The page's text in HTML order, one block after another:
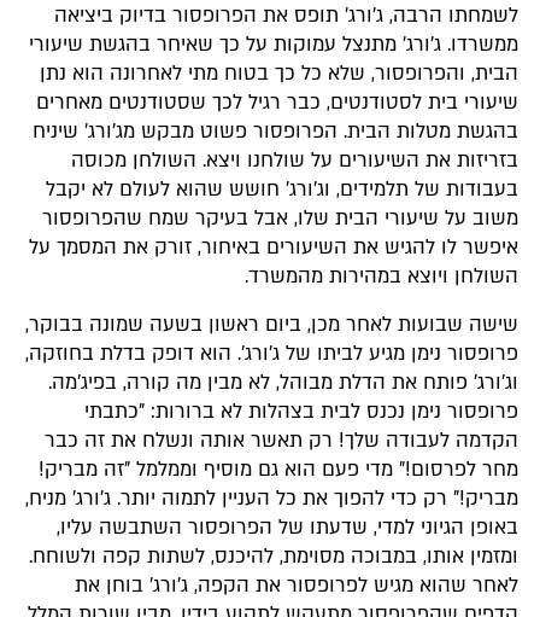
לשמחתו הרבה, ג'ורג' תופס את הפרופסור בדיוק ביציאה
ממשרדו. ג'ורג' מתנצל עמוקות על כך שאיחר בהגשת שיעורי
הבית, והפרופסור, שלא כל כך בטוח מתי לאחרונה הוא נתן
שיעורי בית לסטודנטים, כבר רגיל לכך שסטודנטים מאחרים
בהגשת מטלות הבית. הפרופסור פשוט מבקש מג'ורג' שיניח
בזריזות את השיעורים על שולחנו ויצא. השולחן מכוסה
בעבודות של תלמידים, וג'ורג' חושש שהוא לעולם לא יקבל
משוב על שיעורי הבית שלו, אבל בעיקר שמח שהפרופסור
איפשר לו להגיש את השיעורים באיחור, זורק את המסמך על
השולחן ויוצא במהירות מהמשרד.
שישה שבועות לאחר מכן, ביום ראשון בשעה שמונה בבוקר,
פרופסור נימן מגיע לביתו של ג'ורג'. הוא דופק בדלת בחוזקה,
וג'ורג' פותח את הדלת מבוהל, לא מבין מה קורה, בפיג'מה.
פרופסור נימן נכנס לבית בצהלות לא ברורות: "כתבתי
הקדמה לעבודה שלך! רק תאשר אותה ונשלח את זה כבר
מחר לפרסום!" מדי פעם הוא גם מוסיף וממלמל "זה מבריק!
מבריק!" רק כדי להפוך את כל העניין לתמוה יותר. ג'ורג' מניח,
באופן הגיוני למדי, שדעתו של הפרופסור השתבשה עליו,
ומזמין אותו, במבוכה מסוימת, להיכנס, לשתות קפה ולשוחח.
לאחר שהוא מגיש לפרופסור את הקפה, ג'ורג' בוחן את